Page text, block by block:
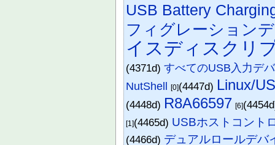
USB Battery
フィグレーション
イスディスクリ
(4371d)すべてのUSB入力デ
NutShell [0](4447d) Linux/
(4448d) R8A66597 [6]
[1](4465d) USBホストコント
(4466d) デュアルロールデバ